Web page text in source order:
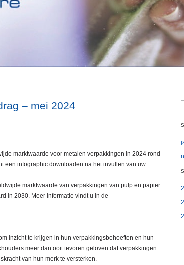
– mei 2024
marktwaarde voor metalen verpakkingen in 2024 rond
een infographic downloaden na het invullen van uw
marktwaarde van verpakkingen van pulp en papier
in 2030. Meer informatie vindt u in de
inzicht te krijgen in hun verpakkingsbehoeften en hun
meer dan ooit tevoren geloven dat verpakkingen
van hun merk te versterken.